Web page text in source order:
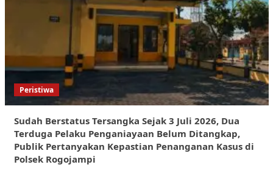
Peristiwa
Sudah Berstatus Tersangka Sejak 3 Juli 2026, Dua
Terduga Pelaku Penganiayaan Belum Ditangkap,
Publik Pertanyakan Kepastian Penanganan Kasus di
Polsek Rogojampi